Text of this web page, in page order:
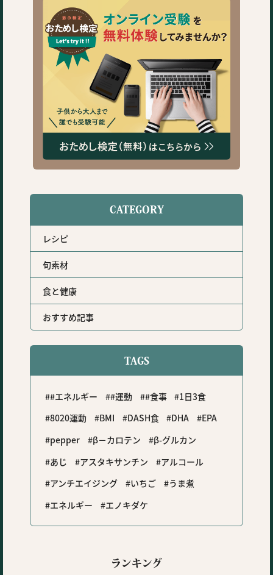
CATEGORY
レシピ
旬素材
食と健康
おすすめ記事
TAGS
#エネルギー #運動 #食事
1日3食
8020運動
BMI DASH食 DHA
EPA
pepper
β－カロテン
β-グルカン
あじ
アスタキサンチン
アルコール
アンチエイジング
いちご
うま煮
エネルギー
エノキダケ
ランキング